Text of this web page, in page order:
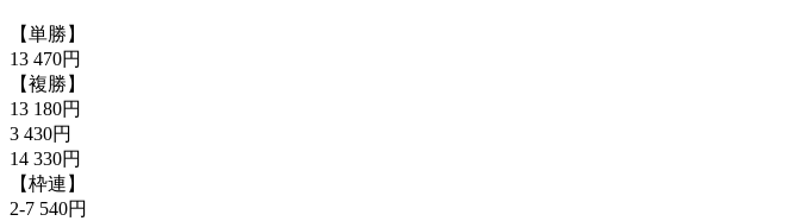
【単勝】
13 470円
【複勝】
13 180円
3 430円
14 330円
【枠連】
2-7 540円